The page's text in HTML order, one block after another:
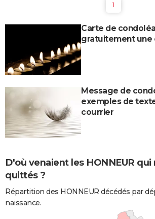
1
Carte de
gratuitement une
Message de
exemples de
courrier
D'où venaient les HONNEUR
quittés ?
Répartition des HONNEUR décédés par
naissance.